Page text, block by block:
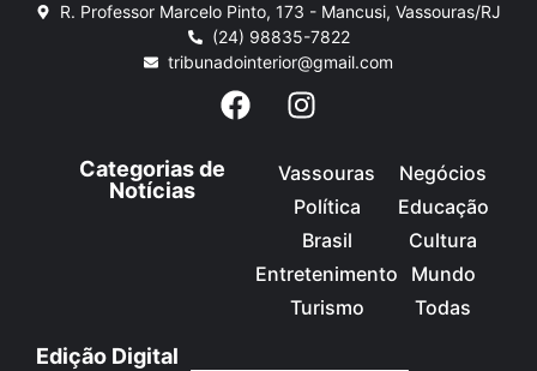
R. Professor Marcelo Pinto, 173 - Mancusi, Vassouras/RJ
(24) 98835-7822
tribunadointerior@gmail.com
Categorias de
Notícias
Vassouras
Política
Brasil
Entretenimento
Turismo
Negócios
Educação
Cultura
Mundo
Todas
Edição Digital